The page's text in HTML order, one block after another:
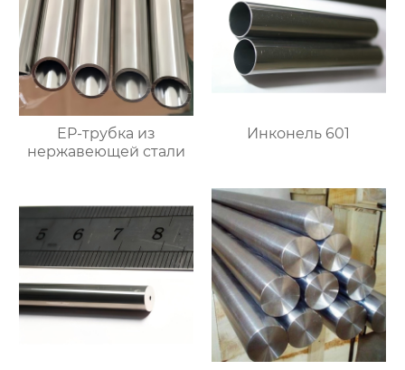
EP-трубка из
нержавеющей стали
Инконель 601